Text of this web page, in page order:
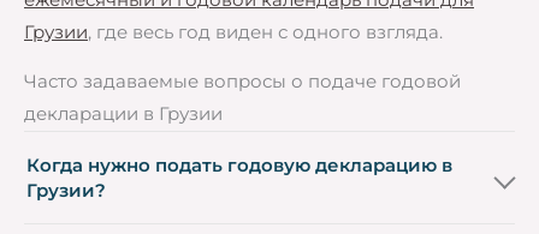
Грузии, где весь год виден с одного взгляда.
Часто задаваемые вопросы о подаче годовой
декларации в Грузии
Когда нужно подать годовую декларацию в
Грузии?